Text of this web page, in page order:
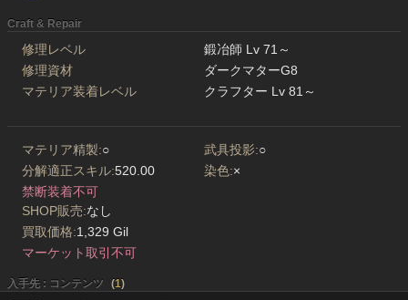
Craft & Repair
修理レベル
鍛冶師 Lv 71～
修理資材
ダークマターG8
マテリア装着レベル
クラフター Lv 81～
マテリア精製:○ 武具投影:○
分解適正スキル:520.00 染色:×
禁断装着不可
SHOP販売:なし
買取価格:1,329 Gil
マーケット取引不可
入手先 : コンテンツ (1)